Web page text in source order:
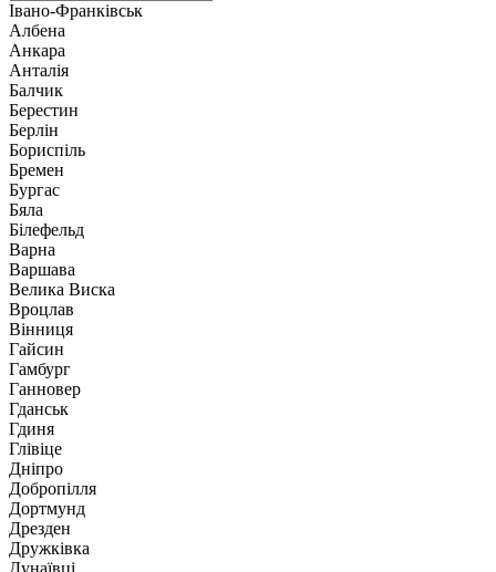
Івано-Франківськ
Албена
Анкара
Анталія
Балчик
Берестин
Берлін
Бориспіль
Бремен
Бургас
Бяла
Білефельд
Варна
Варшава
Велика Виска
Вроцлав
Вінниця
Гайсин
Гамбург
Ганновер
Гданськ
Гдиня
Глівіце
Дніпро
Добропілля
Дортмунд
Дрезден
Дружківка